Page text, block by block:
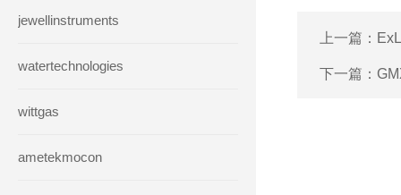
jewellinstruments
watertechnologies
wittgas
ametekmocon
上一篇：
下一篇：